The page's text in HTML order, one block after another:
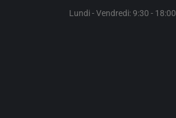
Lundi - Vendredi: 9:30 - 18:00